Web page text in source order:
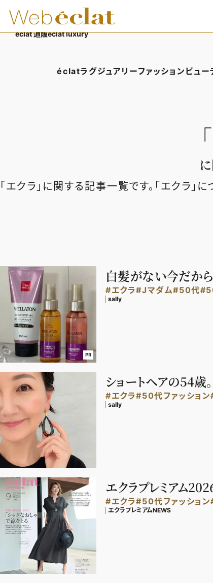
éclat 通販éclat luxury
éclatラグジュアリーファッション
ファッション特集
ビュー
「エクラ」に関する記事一覧です。「エクラ」
PR
白髪がない今だから
#エクラ#Jマダム#50代
sally
ショートヘアの54歳
#エクラ#50代ファッション
sally
エクラプレミアム
#エクラ#50代ファッション
エクラプレミアムNEWS